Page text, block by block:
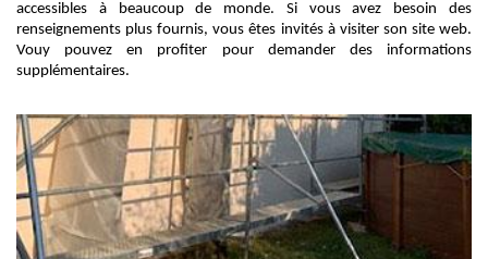
accessibles à beaucoup de monde. Si vous avez besoin des
renseignements plus fournis, vous êtes invités à visiter son site web.
Vouy pouvez en profiter pour demander des informations
supplémentaires.